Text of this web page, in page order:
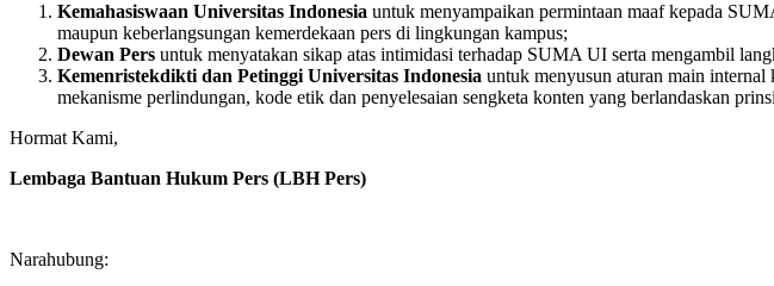
Kemahasiswaan Universitas Indonesia untuk menyampaikan permintaan maaf kepada
maupun keberlangsungan kemerdekaan pers di lingkungan kampus;
Dewan Pers untuk menyatakan sikap atas intimidasi terhadap SUMA UI serta mengambil
Kemenristekdikti dan Petinggi Universitas Indonesia untuk menyusun aturan main internal
mekanisme perlindungan, kode etik dan penyelesaian sengketa konten yang berlandaskan
Hormat Kami,
Lembaga Bantuan Hukum Pers (LBH Pers)
Narahubung: